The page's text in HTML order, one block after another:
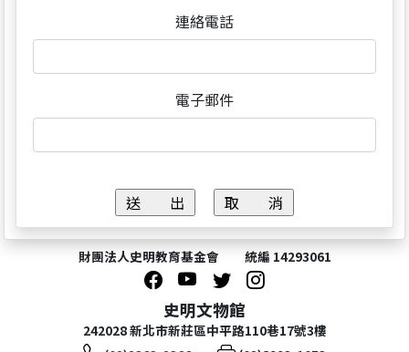
連絡電話
電子郵件
財團法人史明教育基金會 統編 14293061
史明文物館
242028 新北市新莊區中平路110巷17號3樓